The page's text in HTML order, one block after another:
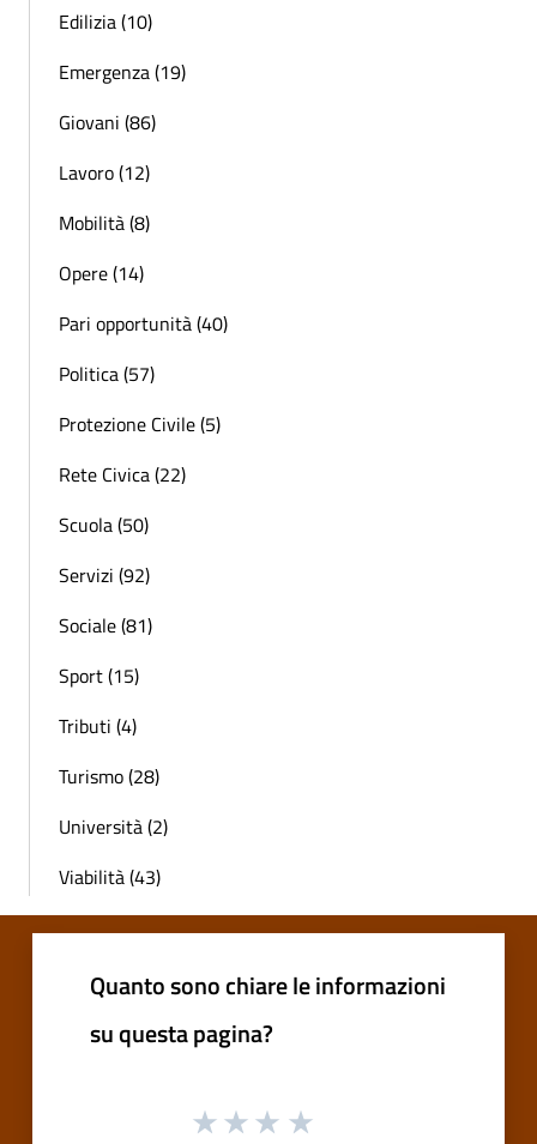
Edilizia (10)
Emergenza (19)
Giovani (86)
Lavoro (12)
Mobilità (8)
Opere (14)
Pari opportunità (40)
Politica (57)
Protezione Civile (5)
Rete Civica (22)
Scuola (50)
Servizi (92)
Sociale (81)
Sport (15)
Tributi (4)
Turismo (28)
Università (2)
Viabilità (43)
Quanto sono chiare le informazioni
su questa pagina?